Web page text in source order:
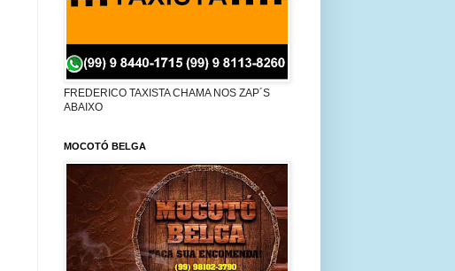
FREDERICO TAXISTA CHAMA NOS ZAP´S
ABAIXO
MOCOTÓ BELGA